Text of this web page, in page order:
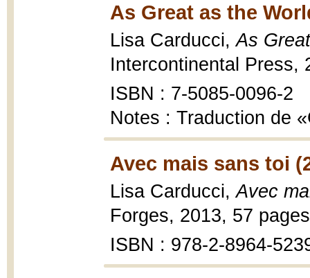
As Great as the
Lisa Carducci,As
Intercontinental Press,
ISBN : 7-5085-0096-2
Notes : Traduction de
Avec mais sans toi
Lisa Carducci,Avec
Forges, 2013, 57
ISBN : 978-2-8964-